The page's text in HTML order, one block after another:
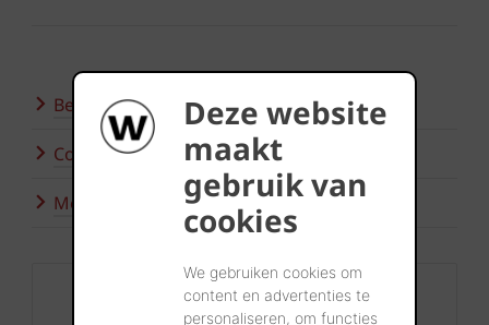
Deze website
maakt
gebruik van
cookies
We gebruiken cookies om
content en advertenties te
personaliseren, om functies
Bezoek onze showrooms
Contacteer ons
Meer inspiratie
Contact